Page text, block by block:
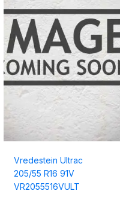
Vredestein Ultrac
205/55 R16 91V
VR2055516VULT